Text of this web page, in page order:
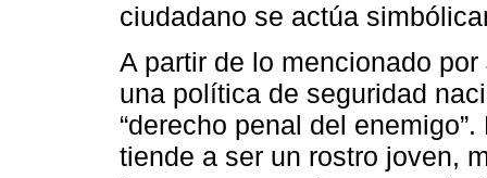
ciudadano se actúa
A partir de lo mencionado
una política de seguridad
“derecho penal del
tiende a ser un rostro joven,